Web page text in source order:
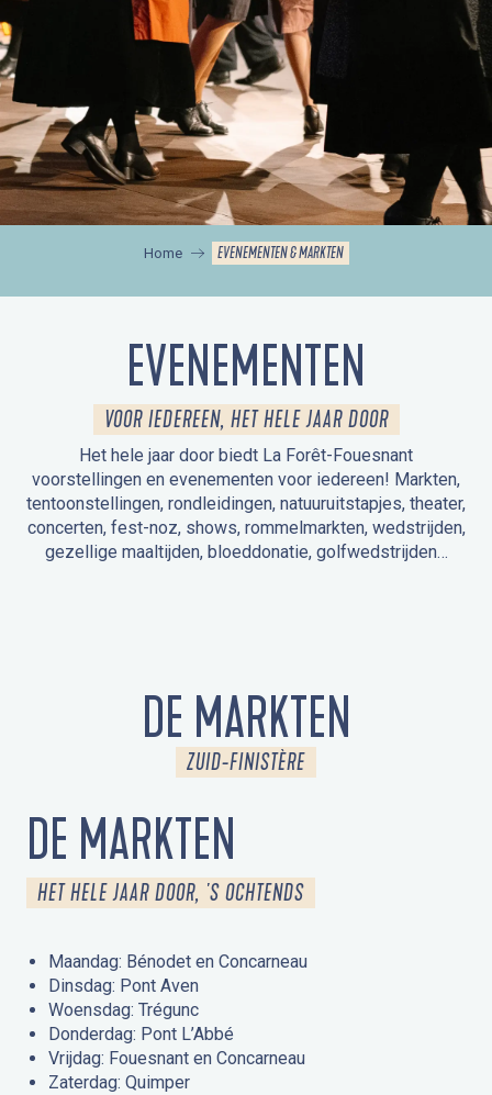
Home EVENEMENTEN & MARKTEN
EVENEMENTEN
VOOR IEDEREEN, HET HELE JAAR DOOR
Het hele jaar door biedt La Forêt-Fouesnant
voorstellingen en evenementen voor iedereen! Markten,
tentoonstellingen, rondleidingen, natuuruitstapjes, theater,
concerten, fest-noz, shows, rommelmarkten, wedstrijden,
gezellige maaltijden, bloeddonatie, golfwedstrijden…
DE MARKTEN
ZUID-FINISTÈRE
DE MARKTEN
HET HELE JAAR DOOR, 'S OCHTENDS
Maandag: Bénodet en Concarneau
Dinsdag: Pont Aven
Woensdag: Trégunc
Donderdag: Pont L’Abbé
Vrijdag: Fouesnant en Concarneau
Zaterdag: Quimper